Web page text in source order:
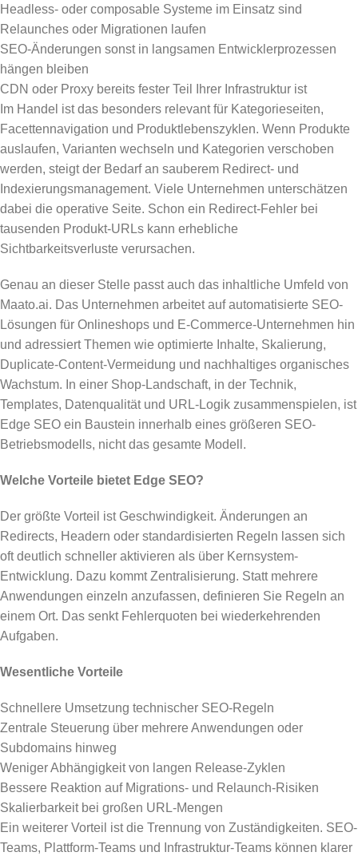
Headless- oder composable Systeme im Einsatz sind
Relaunches oder Migrationen laufen
SEO-Änderungen sonst in langsamen Entwicklerprozessen
hängen bleiben
CDN oder Proxy bereits fester Teil Ihrer Infrastruktur ist
Im Handel ist das besonders relevant für Kategorieseiten,
Facettennavigation und Produktlebenszyklen. Wenn Produkte
auslaufen, Varianten wechseln und Kategorien verschoben
werden, steigt der Bedarf an sauberem Redirect- und
Indexierungsmanagement. Viele Unternehmen unterschätzen
dabei die operative Seite. Schon ein Redirect-Fehler bei
tausenden Produkt-URLs kann erhebliche
Sichtbarkeitsverluste verursachen.
Genau an dieser Stelle passt auch das inhaltliche Umfeld von
Maato.ai. Das Unternehmen arbeitet auf automatisierte SEO-
Lösungen für Onlineshops und E-Commerce-Unternehmen hin
und adressiert Themen wie optimierte Inhalte, Skalierung,
Duplicate-Content-Vermeidung und nachhaltiges organisches
Wachstum. In einer Shop-Landschaft, in der Technik,
Templates, Datenqualität und URL-Logik zusammenspielen, ist
Edge SEO ein Baustein innerhalb eines größeren SEO-
Betriebsmodells, nicht das gesamte Modell.
Welche Vorteile bietet Edge SEO?
Der größte Vorteil ist Geschwindigkeit. Änderungen an
Redirects, Headern oder standardisierten Regeln lassen sich
oft deutlich schneller aktivieren als über Kernsystem-
Entwicklung. Dazu kommt Zentralisierung. Statt mehrere
Anwendungen einzeln anzufassen, definieren Sie Regeln an
einem Ort. Das senkt Fehlerquoten bei wiederkehrenden
Aufgaben.
Wesentliche Vorteile
Schnellere Umsetzung technischer SEO-Regeln
Zentrale Steuerung über mehrere Anwendungen oder
Subdomains hinweg
Weniger Abhängigkeit von langen Release-Zyklen
Bessere Reaktion auf Migrations- und Relaunch-Risiken
Skalierbarkeit bei großen URL-Mengen
Ein weiterer Vorteil ist die Trennung von Zuständigkeiten. SEO-
Teams, Plattform-Teams und Infrastruktur-Teams können klarer